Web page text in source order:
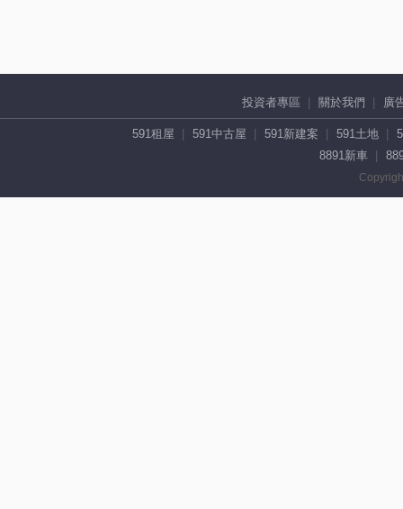
投資者專區 關於我們 廣
591租屋 591中古屋 591新建案 591土地
8891新車